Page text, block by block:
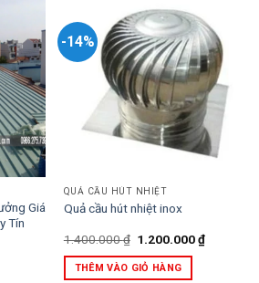
Giá
Tín
-14%
QUẢ CẦU HÚT NHIỆT
Quả cầu hút nhiệt inox
1.400.000₫ Giá
là:
1.400.000 ₫.
1.200.000₫Giá
hiện
THÊM VÀO GIỎ HÀNG